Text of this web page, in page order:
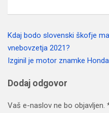
Navigacija
prispevka
Kdaj bodo slovenski škofje
vnebovzetja 2021?
Izginil je motor znamke
Dodaj odgovor
Vaš e-naslov ne bo objavljen.